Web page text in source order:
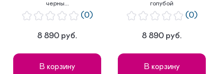
черны...
(0)
8 890 руб.
В корзину
голубой
(0)
8 890 руб.
В корзину